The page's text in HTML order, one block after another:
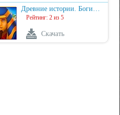
Древние истории. Боги…
Рейтинг: 2 из 5
Скачать